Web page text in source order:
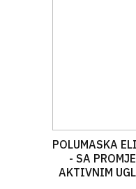
POLUMASKA
- SA
AKTIVNIM